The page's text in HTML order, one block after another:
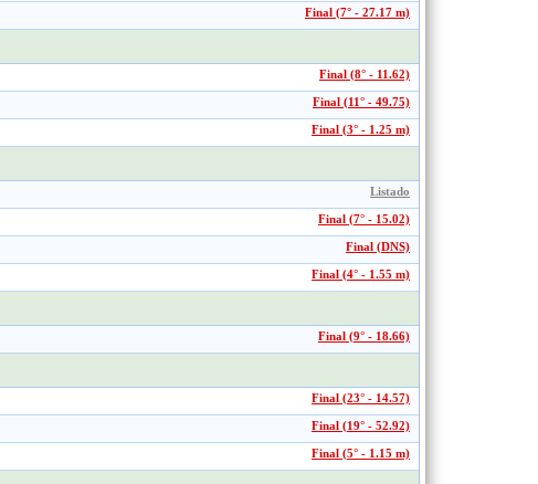
Final (7° - 27.17 m)
Final (8° - 11.62)
Final (11° - 49.75)
Final (3° - 1.25 m)
Listado
Final (7° - 15.02)
Final (DNS)
Final (4° - 1.55 m)
Final (9° - 18.66)
Final (23° - 14.57)
Final (19° - 52.92)
Final (5° - 1.15 m)